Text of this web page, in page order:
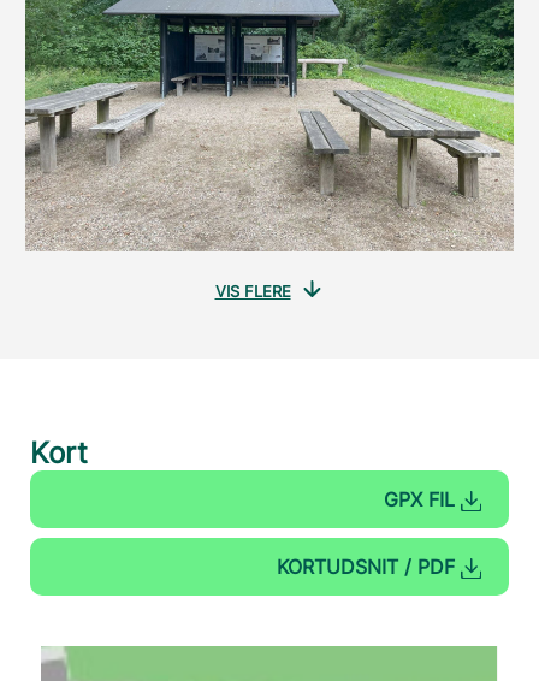
VIS FLERE
Kort
GPX FIL
KORTUDSNIT / PDF